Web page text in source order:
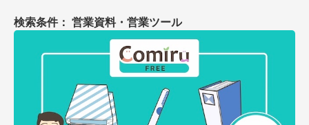
お問合わせ・無料見積もり
資料ダウンロード
検索条件： 営業資料・営業ツール